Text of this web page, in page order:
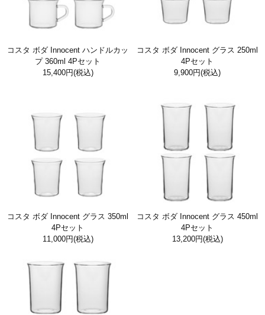
コスタ ボダ Innocent ハンドルカッ
プ 360ml 4Pセット
15,400円(税込)
コスタ ボダ Innocent グラス 250ml
4Pセット
9,900円(税込)
コスタ ボダ Innocent グラス 350ml
4Pセット
11,000円(税込)
コスタ ボダ Innocent グラス 450ml
4Pセット
13,200円(税込)